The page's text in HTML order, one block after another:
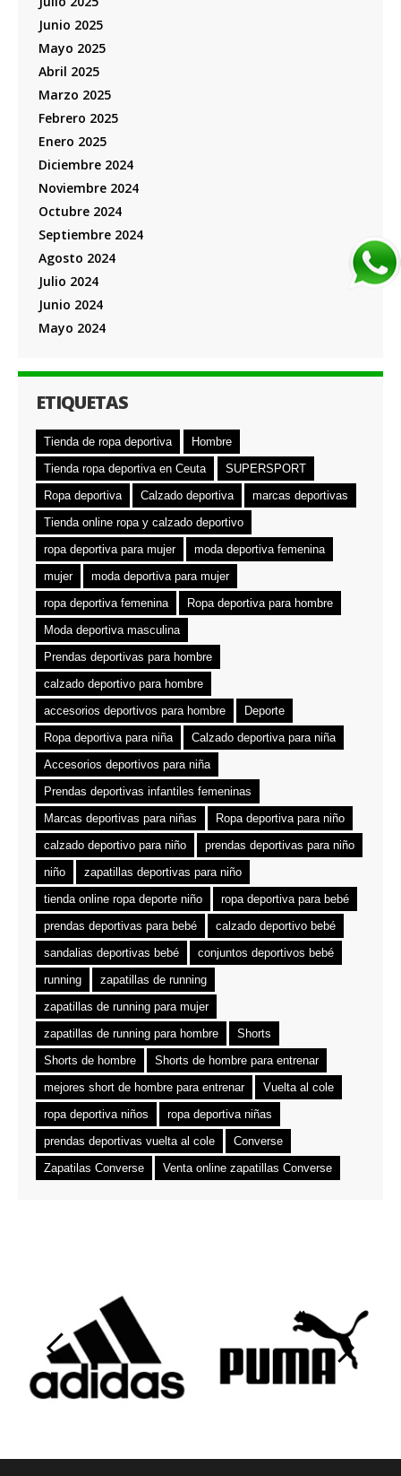
Junio 2025
Mayo 2025
Abril 2025
Marzo 2025
Febrero 2025
Enero 2025
Diciembre 2024
Noviembre 2024
Octubre 2024
Septiembre 2024
Agosto 2024
Julio 2024
Junio 2024
Mayo 2024
ETIQUETAS
Tienda de ropa deportiva
Hombre
Tienda ropa deportiva en Ceuta
SUPERSPORT
Ropa deportiva
Calzado deportiva
marcas deportivas
Tienda online ropa y calzado deportivo
ropa deportiva para mujer
moda deportiva femenina
mujer
moda deportiva para mujer
ropa deportiva femenina
Ropa deportiva para hombre
Moda deportiva masculina
Prendas deportivas para hombre
calzado deportivo para hombre
accesorios deportivos para hombre
Deporte
Ropa deportiva para niña
Calzado deportiva para niña
Accesorios deportivos para niña
Prendas deportivas infantiles femeninas
Marcas deportivas para niñas
Ropa deportiva para niño
calzado deportivo para niño
prendas deportivas para niño
niño
zapatillas deportivas para niño
tienda online ropa deporte niño
ropa deportiva para bebé
prendas deportivas para bebé
calzado deportivo bebé
sandalias deportivas bebé
conjuntos deportivos bebé
running
zapatillas de running
zapatillas de running para mujer
zapatillas de running para hombre
Shorts
Shorts de hombre
Shorts de hombre para entrenar
mejores short de hombre para entrenar
Vuelta al cole
ropa deportiva niños
ropa deportiva niñas
prendas deportivas vuelta al cole
Converse
Zapatilas Converse
Venta online zapatillas Converse
‹ ›